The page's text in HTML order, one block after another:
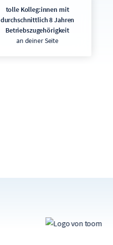
tolle Kolleg:innen mit
durchschnittlich 8 Jahren
Betriebszugehörigkeit
an deiner Seite